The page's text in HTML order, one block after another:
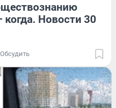
Новости 30
Обсудить